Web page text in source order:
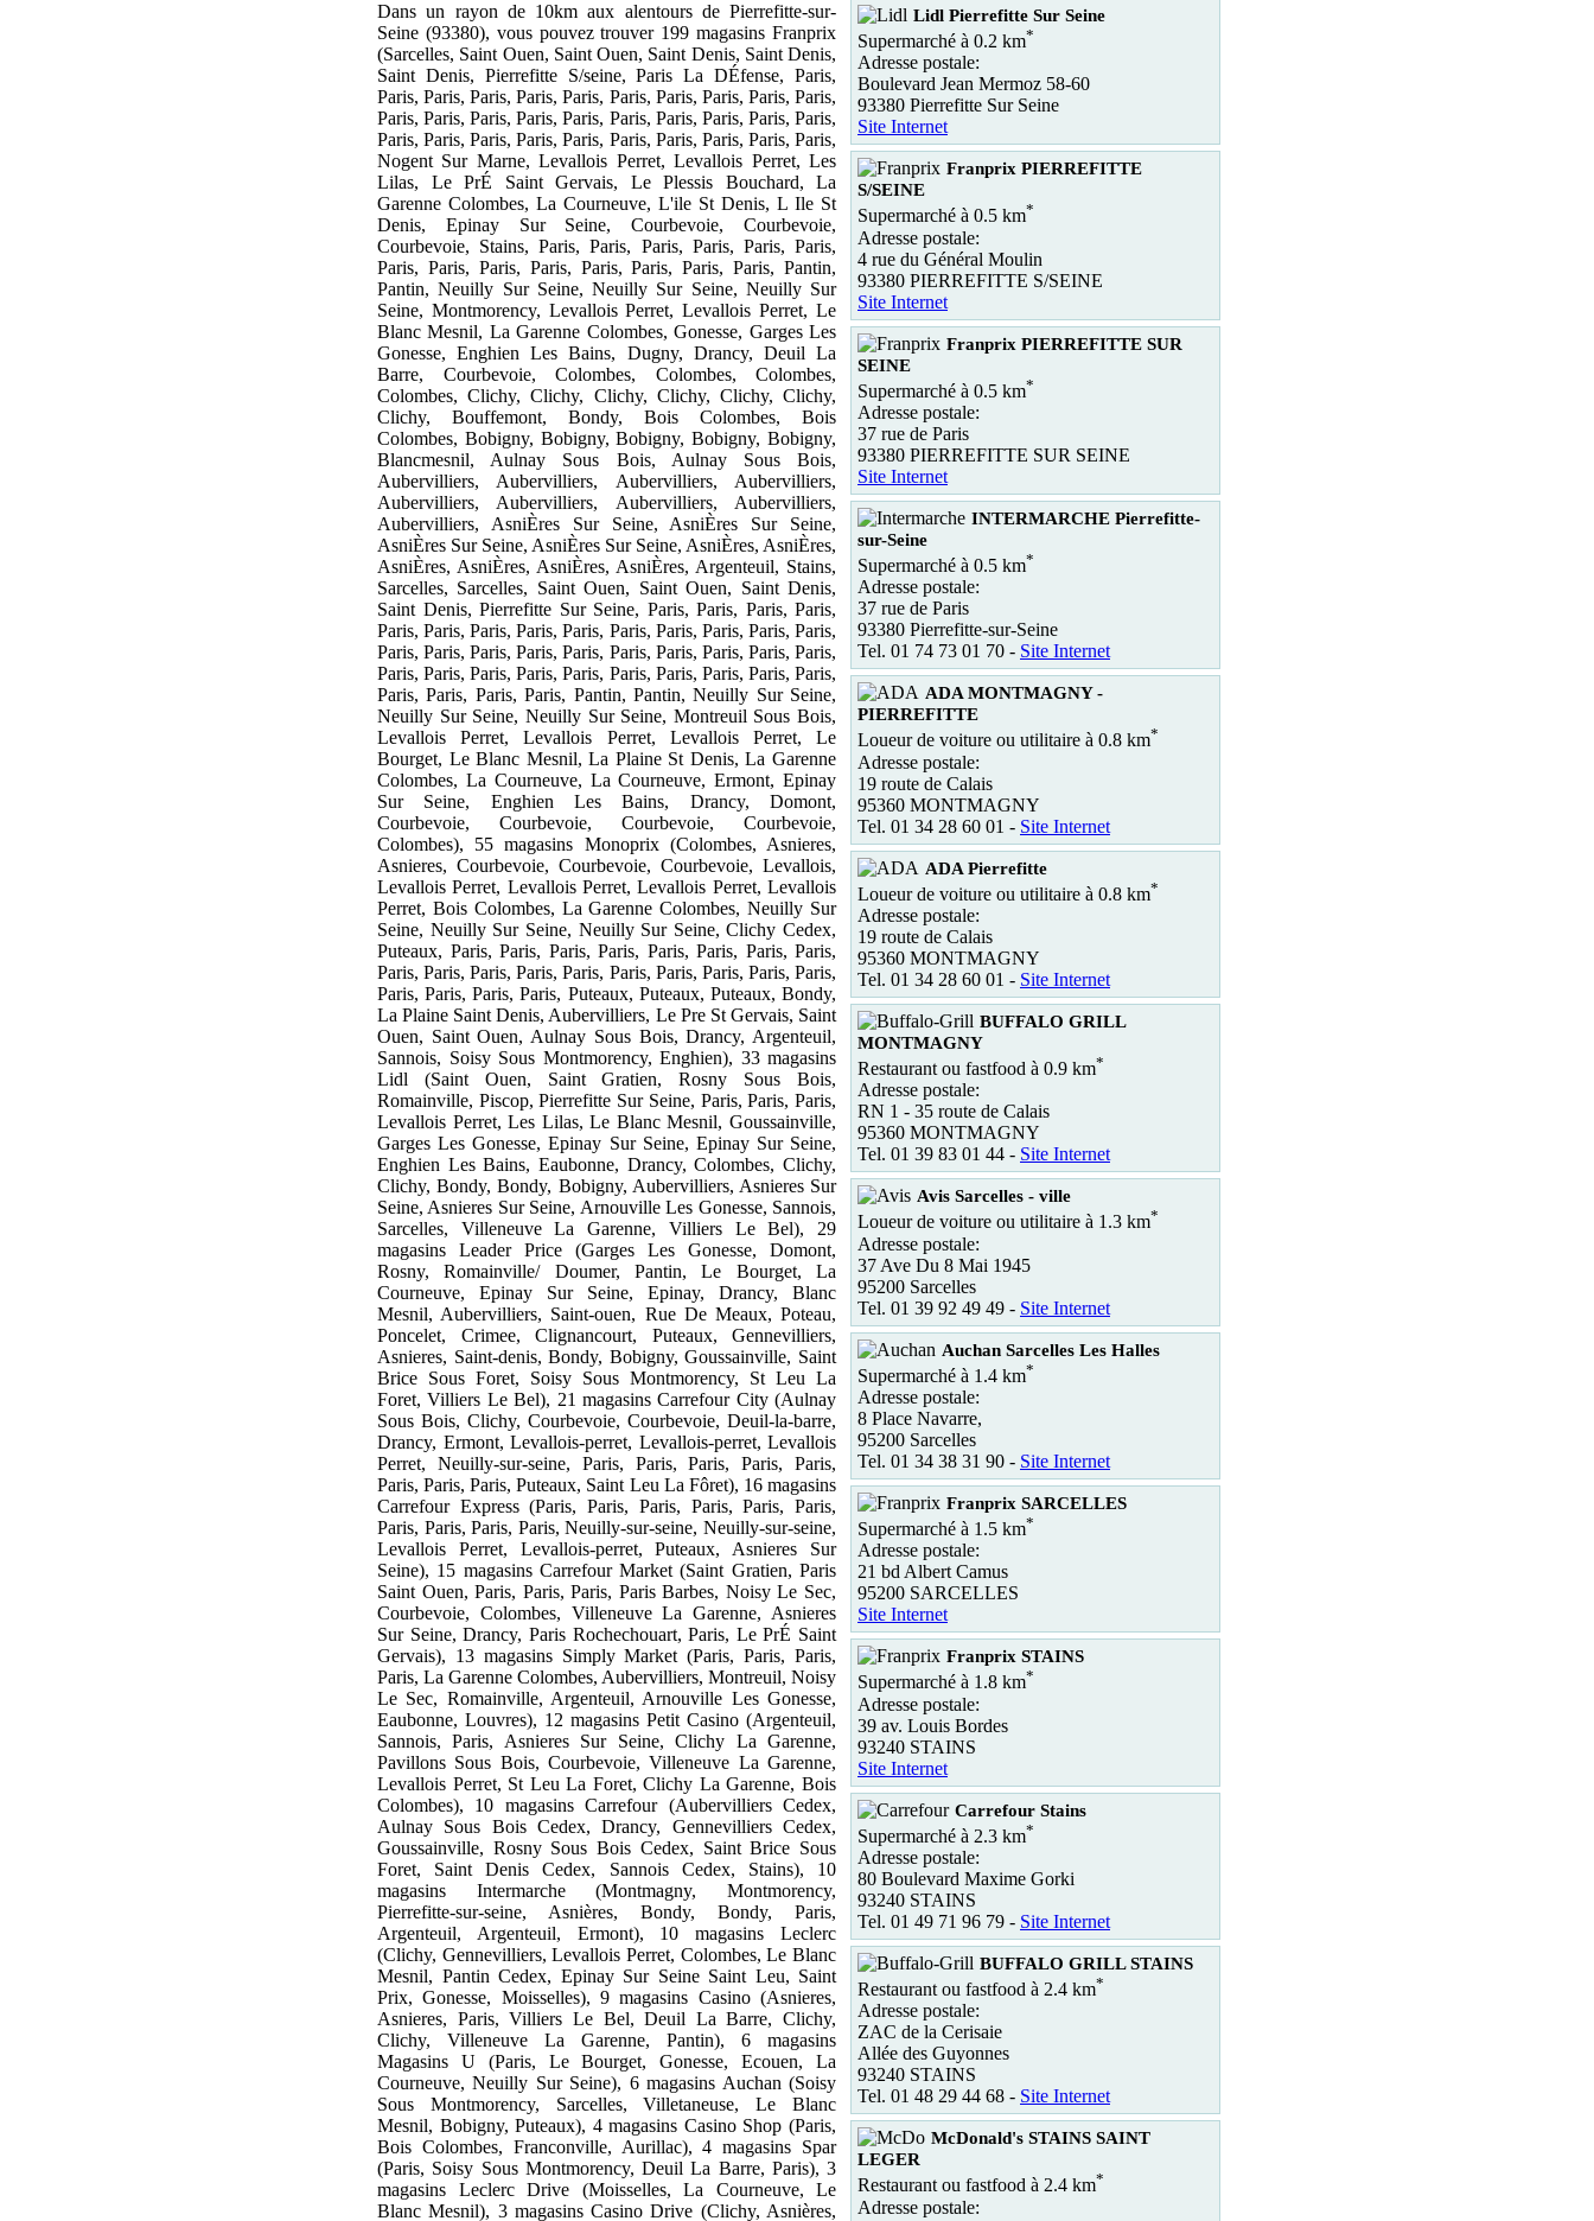
Dans un rayon de 10km aux alentours de Pierrefitte-sur-
Seine (93380), vous pouvez trouver 199 magasins Franprix
(Sarcelles, Saint Ouen, Saint Ouen, Saint Denis, Saint Denis,
Saint Denis, Pierrefitte S/seine, Paris La DÉfense, Paris,
Paris, Paris, Paris, Paris, Paris, Paris, Paris, Paris, Paris, Paris,
Paris, Paris, Paris, Paris, Paris, Paris, Paris, Paris, Paris, Paris,
Paris, Paris, Paris, Paris, Paris, Paris, Paris, Paris, Paris, Paris,
Nogent Sur Marne, Levallois Perret, Levallois Perret, Les
Lilas, Le PrÉ Saint Gervais, Le Plessis Bouchard, La
Garenne Colombes, La Courneuve, L'ile St Denis, L Ile St
Denis, Epinay Sur Seine, Courbevoie, Courbevoie,
Courbevoie, Stains, Paris, Paris, Paris, Paris, Paris, Paris,
Paris, Paris, Paris, Paris, Paris, Paris, Paris, Paris, Pantin,
Pantin, Neuilly Sur Seine, Neuilly Sur Seine, Neuilly Sur
Seine, Montmorency, Levallois Perret, Levallois Perret, Le
Blanc Mesnil, La Garenne Colombes, Gonesse, Garges Les
Gonesse, Enghien Les Bains, Dugny, Drancy, Deuil La
Barre, Courbevoie, Colombes, Colombes, Colombes,
Colombes, Clichy, Clichy, Clichy, Clichy, Clichy, Clichy,
Clichy, Bouffemont, Bondy, Bois Colombes, Bois
Colombes, Bobigny, Bobigny, Bobigny, Bobigny, Bobigny,
Blancmesnil, Aulnay Sous Bois, Aulnay Sous Bois,
Aubervilliers, Aubervilliers, Aubervilliers, Aubervilliers,
Aubervilliers, Aubervilliers, Aubervilliers, Aubervilliers,
Aubervilliers, AsniÈres Sur Seine, AsniÈres Sur Seine,
AsniÈres Sur Seine, AsniÈres Sur Seine, AsniÈres, AsniÈres,
AsniÈres, AsniÈres, AsniÈres, AsniÈres, Argenteuil, Stains,
Sarcelles, Sarcelles, Saint Ouen, Saint Ouen, Saint Denis,
Saint Denis, Pierrefitte Sur Seine, Paris, Paris, Paris, Paris,
Paris, Paris, Paris, Paris, Paris, Paris, Paris, Paris, Paris, Paris,
Paris, Paris, Paris, Paris, Paris, Paris, Paris, Paris, Paris, Paris,
Paris, Paris, Paris, Paris, Paris, Paris, Paris, Paris, Paris, Paris,
Paris, Paris, Paris, Paris, Pantin, Pantin, Neuilly Sur Seine,
Neuilly Sur Seine, Neuilly Sur Seine, Montreuil Sous Bois,
Levallois Perret, Levallois Perret, Levallois Perret, Le
Bourget, Le Blanc Mesnil, La Plaine St Denis, La Garenne
Colombes, La Courneuve, La Courneuve, Ermont, Epinay
Sur Seine, Enghien Les Bains, Drancy, Domont,
Courbevoie, Courbevoie, Courbevoie, Courbevoie,
Colombes), 55 magasins Monoprix (Colombes, Asnieres,
Asnieres, Courbevoie, Courbevoie, Courbevoie, Levallois,
Levallois Perret, Levallois Perret, Levallois Perret, Levallois
Perret, Bois Colombes, La Garenne Colombes, Neuilly Sur
Seine, Neuilly Sur Seine, Neuilly Sur Seine, Clichy Cedex,
Puteaux, Paris, Paris, Paris, Paris, Paris, Paris, Paris, Paris,
Paris, Paris, Paris, Paris, Paris, Paris, Paris, Paris, Paris, Paris,
Paris, Paris, Paris, Paris, Puteaux, Puteaux, Puteaux, Bondy,
La Plaine Saint Denis, Aubervilliers, Le Pre St Gervais, Saint
Ouen, Saint Ouen, Aulnay Sous Bois, Drancy, Argenteuil,
Sannois, Soisy Sous Montmorency, Enghien), 33 magasins
Lidl (Saint Ouen, Saint Gratien, Rosny Sous Bois,
Romainville, Piscop, Pierrefitte Sur Seine, Paris, Paris, Paris,
Levallois Perret, Les Lilas, Le Blanc Mesnil, Goussainville,
Garges Les Gonesse, Epinay Sur Seine, Epinay Sur Seine,
Enghien Les Bains, Eaubonne, Drancy, Colombes, Clichy,
Clichy, Bondy, Bondy, Bobigny, Aubervilliers, Asnieres Sur
Seine, Asnieres Sur Seine, Arnouville Les Gonesse, Sannois,
Sarcelles, Villeneuve La Garenne, Villiers Le Bel), 29
magasins Leader Price (Garges Les Gonesse, Domont,
Rosny, Romainville/ Doumer, Pantin, Le Bourget, La
Courneuve, Epinay Sur Seine, Epinay, Drancy, Blanc
Mesnil, Aubervilliers, Saint-ouen, Rue De Meaux, Poteau,
Poncelet, Crimee, Clignancourt, Puteaux, Gennevilliers,
Asnieres, Saint-denis, Bondy, Bobigny, Goussainville, Saint
Brice Sous Foret, Soisy Sous Montmorency, St Leu La
Foret, Villiers Le Bel), 21 magasins Carrefour City (Aulnay
Sous Bois, Clichy, Courbevoie, Courbevoie, Deuil-la-barre,
Drancy, Ermont, Levallois-perret, Levallois-perret, Levallois
Perret, Neuilly-sur-seine, Paris, Paris, Paris, Paris, Paris,
Paris, Paris, Paris, Puteaux, Saint Leu La Fôret), 16 magasins
Carrefour Express (Paris, Paris, Paris, Paris, Paris, Paris,
Paris, Paris, Paris, Paris, Neuilly-sur-seine, Neuilly-sur-seine,
Levallois Perret, Levallois-perret, Puteaux, Asnieres Sur
Seine), 15 magasins Carrefour Market (Saint Gratien, Paris
Saint Ouen, Paris, Paris, Paris, Paris Barbes, Noisy Le Sec,
Courbevoie, Colombes, Villeneuve La Garenne, Asnieres
Sur Seine, Drancy, Paris Rochechouart, Paris, Le PrÉ Saint
Gervais), 13 magasins Simply Market (Paris, Paris, Paris,
Paris, La Garenne Colombes, Aubervilliers, Montreuil, Noisy
Le Sec, Romainville, Argenteuil, Arnouville Les Gonesse,
Eaubonne, Louvres), 12 magasins Petit Casino (Argenteuil,
Sannois, Paris, Asnieres Sur Seine, Clichy La Garenne,
Pavillons Sous Bois, Courbevoie, Villeneuve La Garenne,
Levallois Perret, St Leu La Foret, Clichy La Garenne, Bois
Colombes), 10 magasins Carrefour (Aubervilliers Cedex,
Aulnay Sous Bois Cedex, Drancy, Gennevilliers Cedex,
Goussainville, Rosny Sous Bois Cedex, Saint Brice Sous
Foret, Saint Denis Cedex, Sannois Cedex, Stains), 10
magasins Intermarche (Montmagny, Montmorency,
Pierrefitte-sur-seine, Asnières, Bondy, Bondy, Paris,
Argenteuil, Argenteuil, Ermont), 10 magasins Leclerc
(Clichy, Gennevilliers, Levallois Perret, Colombes, Le Blanc
Mesnil, Pantin Cedex, Epinay Sur Seine Saint Leu, Saint
Prix, Gonesse, Moisselles), 9 magasins Casino (Asnieres,
Asnieres, Paris, Villiers Le Bel, Deuil La Barre, Clichy,
Clichy, Villeneuve La Garenne, Pantin), 6 magasins
Magasins U (Paris, Le Bourget, Gonesse, Ecouen, La
Courneuve, Neuilly Sur Seine), 6 magasins Auchan (Soisy
Sous Montmorency, Sarcelles, Villetaneuse, Le Blanc
Mesnil, Bobigny, Puteaux), 4 magasins Casino Shop (Paris,
Bois Colombes, Franconville, Aurillac), 4 magasins Spar
(Paris, Soisy Sous Montmorency, Deuil La Barre, Paris), 3
magasins Leclerc Drive (Moisselles, La Courneuve, Le
Blanc Mesnil), 3 magasins Casino Drive (Clichy, Asnières,
Lidl Pierrefitte Sur Seine
Supermarché à 0.2 km*
Adresse postale:
Boulevard Jean Mermoz 58-60
93380 Pierrefitte Sur Seine
Site Internet
Franprix PIERREFITTE
S/SEINE
Supermarché à 0.5 km*
Adresse postale:
4 rue du Général Moulin
93380 PIERREFITTE S/SEINE
Site Internet
Franprix PIERREFITTE SUR
SEINE
Supermarché à 0.5 km*
Adresse postale:
37 rue de Paris
93380 PIERREFITTE SUR SEINE
Site Internet
INTERMARCHE Pierrefitte-
sur-Seine
Supermarché à 0.5 km*
Adresse postale:
37 rue de Paris
93380 Pierrefitte-sur-Seine
Tel. 01 74 73 01 70 - Site Internet
ADA MONTMAGNY -
PIERREFITTE
Loueur de voiture ou utilitaire à 0.8 km*
Adresse postale:
19 route de Calais
95360 MONTMAGNY
Tel. 01 34 28 60 01 - Site Internet
ADA Pierrefitte
Loueur de voiture ou utilitaire à 0.8 km*
Adresse postale:
19 route de Calais
95360 MONTMAGNY
Tel. 01 34 28 60 01 - Site Internet
BUFFALO GRILL
MONTMAGNY
Restaurant ou fastfood à 0.9 km*
Adresse postale:
RN 1 - 35 route de Calais
95360 MONTMAGNY
Tel. 01 39 83 01 44 - Site Internet
Avis Sarcelles - ville
Loueur de voiture ou utilitaire à 1.3 km*
Adresse postale:
37 Ave Du 8 Mai 1945
95200 Sarcelles
Tel. 01 39 92 49 49 - Site Internet
Auchan Sarcelles Les Halles
Supermarché à 1.4 km*
Adresse postale:
8 Place Navarre,
95200 Sarcelles
Tel. 01 34 38 31 90 - Site Internet
Franprix SARCELLES
Supermarché à 1.5 km*
Adresse postale:
21 bd Albert Camus
95200 SARCELLES
Site Internet
Franprix STAINS
Supermarché à 1.8 km*
Adresse postale:
39 av. Louis Bordes
93240 STAINS
Site Internet
Carrefour Stains
Supermarché à 2.3 km*
Adresse postale:
80 Boulevard Maxime Gorki
93240 STAINS
Tel. 01 49 71 96 79 - Site Internet
BUFFALO GRILL STAINS
Restaurant ou fastfood à 2.4 km*
Adresse postale:
ZAC de la Cerisaie
Allée des Guyonnes
93240 STAINS
Tel. 01 48 29 44 68 - Site Internet
McDonald's STAINS SAINT
LEGER
Restaurant ou fastfood à 2.4 km*
Adresse postale: